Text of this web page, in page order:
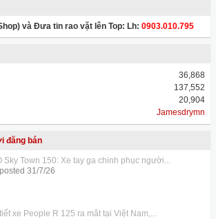
và Đưa tin rao vặt lên Top: Lh: 0903.010.795
36,868
137,552
20,904
Jamesdrymn
đăng bán
Sky Town 150: Xe tay ga chinh phục người...
posted 31/7/26
xe People R 125 ra mắt tại Việt Nam,...